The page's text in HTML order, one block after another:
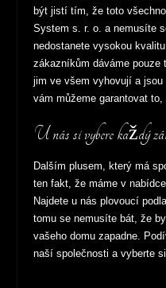
být jistí tím, že toto
System s. r. o. a nemusíte
nedostanete vysokou
zákazníkům dáváme
jim ve všem vyhovují a
vám můžeme garantovat
U nás si vybere každý
Dalším plusem, který má
ten fakt, že máme v
Najdete u nás plovoucí
tomu se nemusíte bát, že
vašeho domu zapadne.
naší společnosti a vyberte